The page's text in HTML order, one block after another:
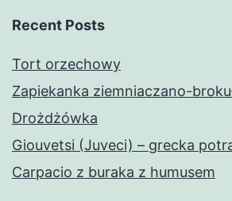
Recent Posts
Tort orzechowy
Zapiekanka ziemniaczano-
Drożdżówka
Giouvetsi (Juveci) – grecka
Carpacio z buraka z humusem